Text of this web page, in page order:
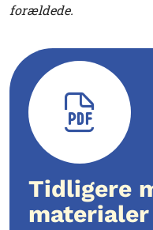
forældede.
Tidligere
materialer